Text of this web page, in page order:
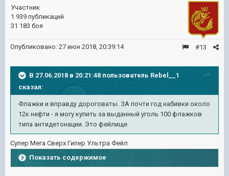
Участник
1 939 публикаций
31 183 боя
#13
Опубликовано: 27 июн 2018, 20:39:14
В 27.06.2018 в 20:21:48 пользователь Rebel__1
сказал:
Флажки и вправду дороговаты. ЗА почти год набивки около
12к нефти - я могу купить за выданный уголь 100 флажков
типа антидетонации. Это фейлище.
Супер Мега Сверх Гипер Ультра Фейл
Показать содержимое